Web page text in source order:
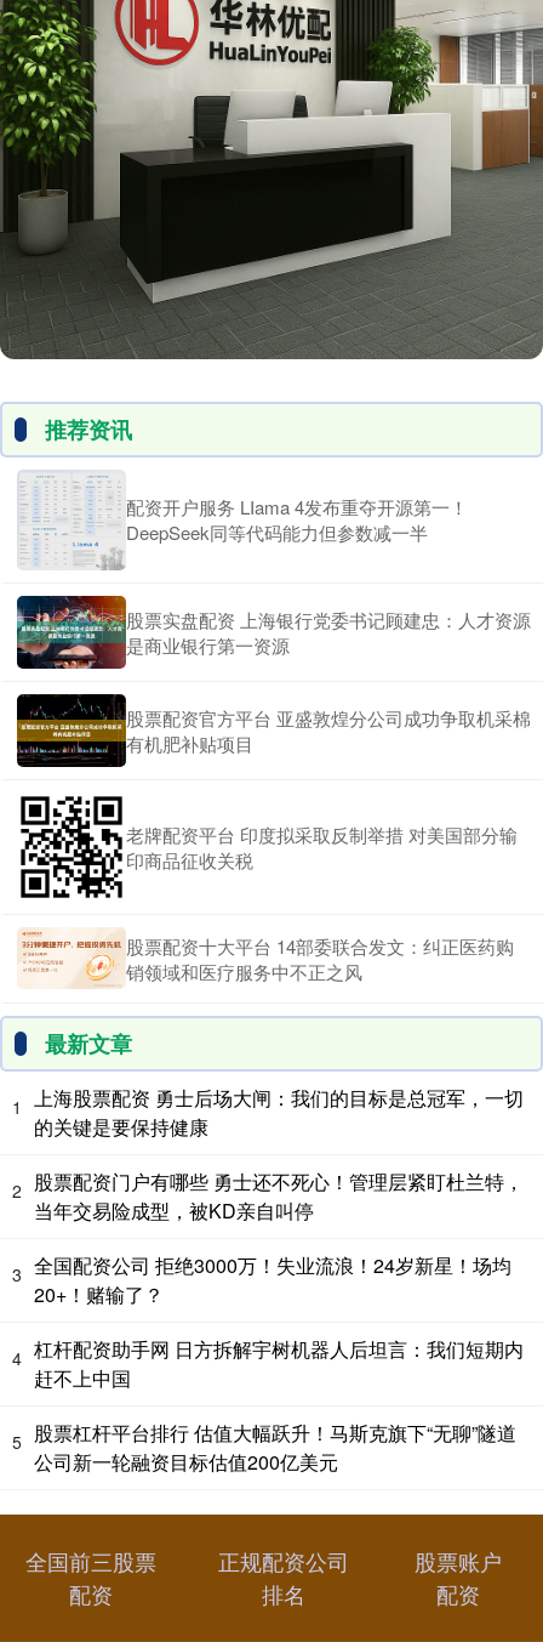
推荐资讯
配资开户服务 LIama 4发布重夺开源第一！
DeepSeek同等代码能力但参数减一半
股票实盘配资 上海银行党委书记顾建忠：人才资源
是商业银行第一资源
股票配资官方平台 亚盛敦煌分公司成功争取机采棉
有机肥补贴项目
老牌配资平台 印度拟采取反制举措 对美国部分输
印商品征收关税
股票配资十大平台 14部委联合发文：纠正医药购
销领域和医疗服务中不正之风
最新文章
1
上海股票配资 勇士后场大闸：我们的目标是总冠军，一切
的关键是要保持健康
2 股票配资门户有哪些 勇士还不死心！管理层紧盯杜兰特，
当年交易险成型，被KD亲自叫停
3 全国配资公司 拒绝3000万！失业流浪！24岁新星！场均
20+！赌输了？
4 杠杆配资助手网 日方拆解宇树机器人后坦言：我们短期内
赶不上中国
5 股票杠杆平台排行 估值大幅跃升！马斯克旗下“无聊”隧道
公司新一轮融资目标估值200亿美元
全国前三股票
配资
正规配资公司
排名
股票账户
配资